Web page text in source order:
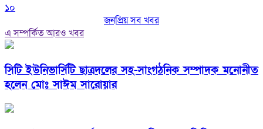
১০
জনপ্রিয় সব খবর
এ সম্পর্কিত আরও খবর
সিটি ইউনিভার্সিটি ছাত্রদলের সহ-সাংগঠনিক সম্পাদক মনোনীত
হলেন মোঃ সাঈম সারোয়ার